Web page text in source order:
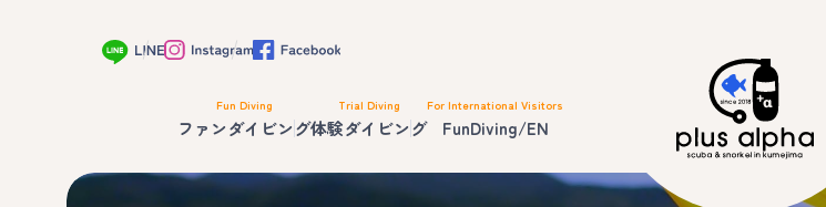
Fun Diving
ファンダイビング
Trial Diving
体験ダイビング
For International Visitors
FunDiving/EN